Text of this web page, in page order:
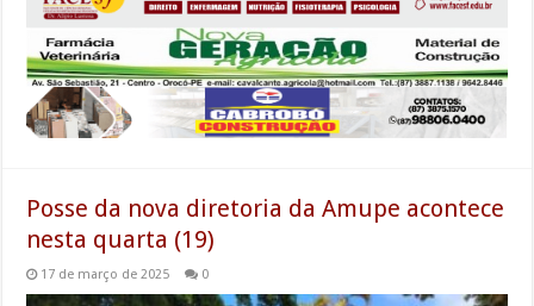
Posse da nova diretoria da Amupe acontece
nesta quarta (19)
17 de março de 2025 0